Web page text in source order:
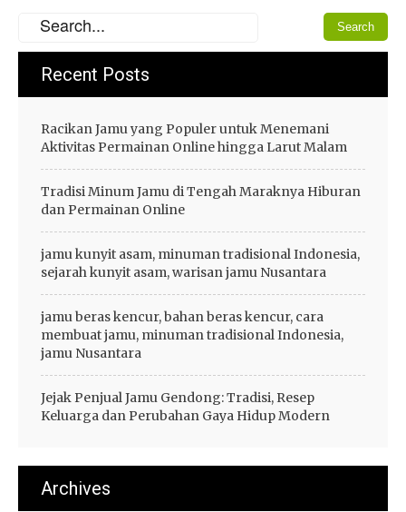
Recent Posts
Racikan Jamu yang Populer untuk Menemani
Aktivitas Permainan Online hingga Larut Malam
Tradisi Minum Jamu di Tengah Maraknya Hiburan
dan Permainan Online
jamu kunyit asam, minuman tradisional Indonesia,
sejarah kunyit asam, warisan jamu Nusantara
jamu beras kencur, bahan beras kencur, cara
membuat jamu, minuman tradisional Indonesia,
jamu Nusantara
Jejak Penjual Jamu Gendong: Tradisi, Resep
Keluarga dan Perubahan Gaya Hidup Modern
Archives